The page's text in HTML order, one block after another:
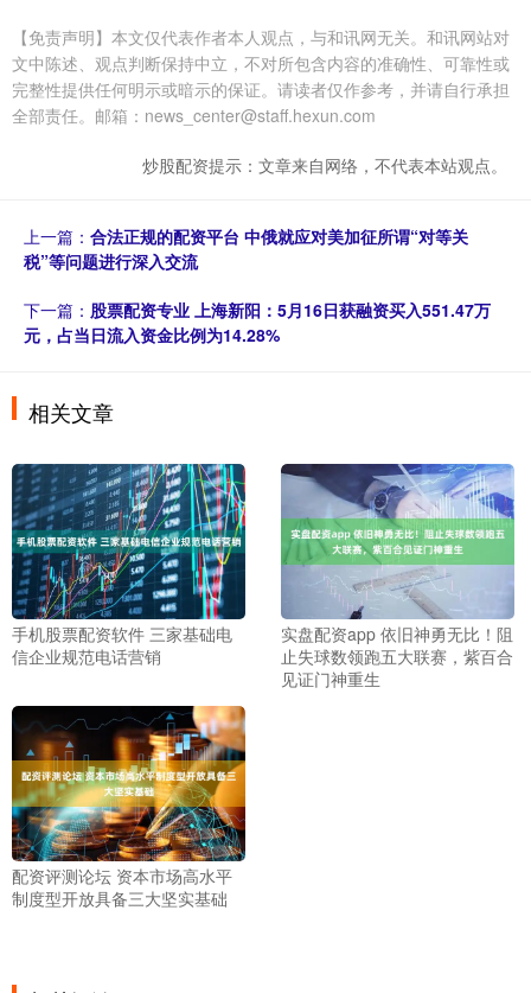
【免责声明】本文仅代表作者本人观点，与和讯网无关。和讯网站对
文中陈述、观点判断保持中立，不对所包含内容的准确性、可靠性或
完整性提供任何明示或暗示的保证。请读者仅作参考，并请自行承担
全部责任。邮箱：news_center@staff.hexun.com
炒股配资提示：文章来自网络，不代表本站观点。
上一篇： 合法正规的配资平台 中俄就应对美加征所谓“对等关
税”等问题进行深入交流
下一篇： 股票配资专业 上海新阳：5月16日获融资买入551.47万
元，占当日流入资金比例为14.28%
相关文章
手机股票配资软件 三家基础电
信企业规范电话营销
实盘配资app 依旧神勇无比！阻
止失球数领跑五大联赛，紫百合
见证门神重生
配资评测论坛 资本市场高水平
制度型开放具备三大坚实基础